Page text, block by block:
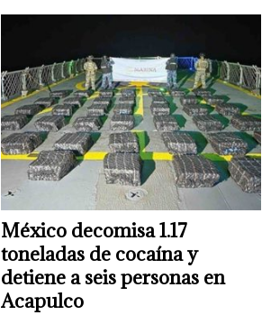
México decomisa 1.17
toneladas de cocaína y
detiene a seis personas en
Acapulco